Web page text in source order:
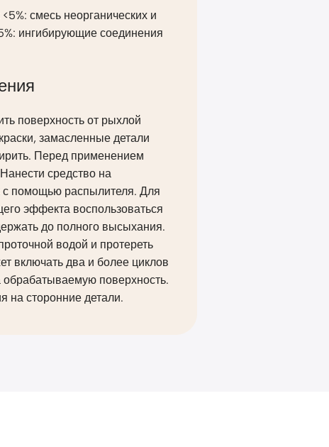
смесь неорганических и
ингибирующие соединения
поверхность от рыхлой
замасленные детали
Перед применением
средство на
с помощью распылителя. Для
эффекта воспользоваться
до полного высыхания.
водой и протереть
включать два и более циклов
обрабатываемую поверхность.
на сторонние детали.